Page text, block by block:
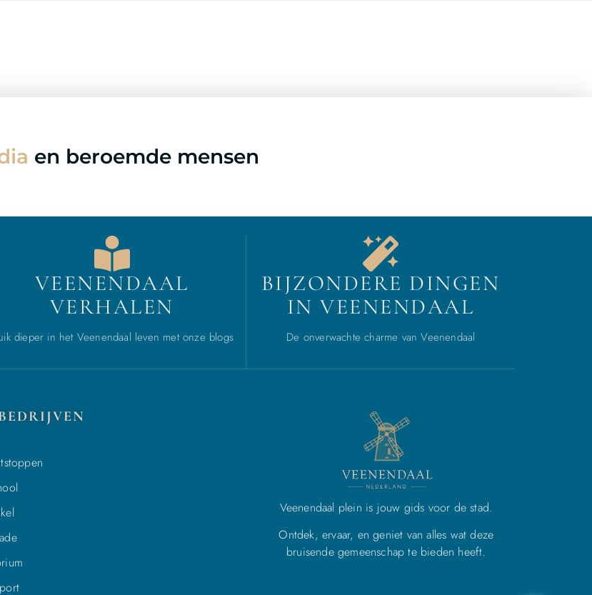
en beroemde mensen
VEENENDAAL
VERHALEN
dieper in het Veenendaal leven met onze blogs
BIJZONDERE DINGEN
IN VEENENDAAL
De onverwachte charme van Veenendaal
Veenendaal plein is jouw gids voor de stad.
Ontdek, ervaar, en geniet van alles wat deze
bruisende gemeenschap te bieden heeft.